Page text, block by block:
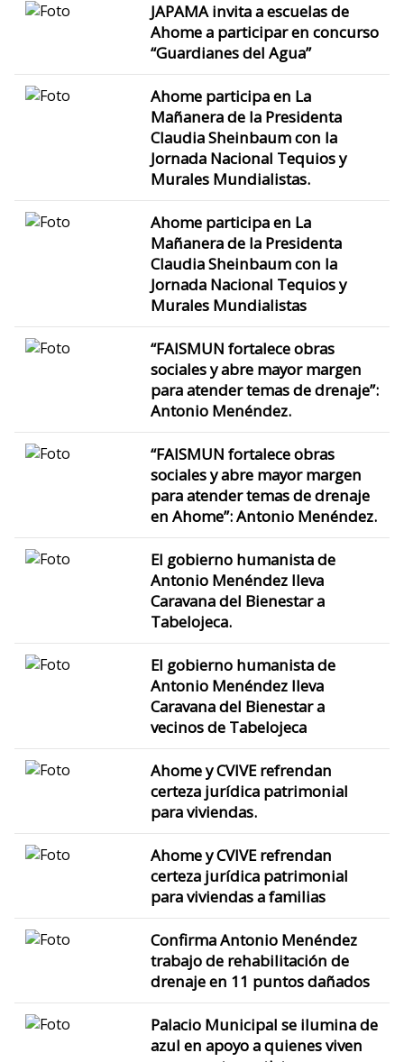
JAPAMA invita a escuelas de
Ahome a participar en concurso
“Guardianes del Agua”
Ahome participa en La
Mañanera de la Presidenta
Claudia Sheinbaum con la
Jornada Nacional Tequios y
Murales Mundialistas.
Ahome participa en La
Mañanera de la Presidenta
Claudia Sheinbaum con la
Jornada Nacional Tequios y
Murales Mundialistas
“FAISMUN fortalece obras
sociales y abre mayor margen
para atender temas de drenaje”:
Antonio Menéndez.
“FAISMUN fortalece obras
sociales y abre mayor margen
para atender temas de drenaje
en Ahome”: Antonio Menéndez.
El gobierno humanista de
Antonio Menéndez lleva
Caravana del Bienestar a
Tabelojeca.
El gobierno humanista de
Antonio Menéndez lleva
Caravana del Bienestar a
vecinos de Tabelojeca
Ahome y CVIVE refrendan
certeza jurídica patrimonial
para viviendas.
Ahome y CVIVE refrendan
certeza jurídica patrimonial
para viviendas a familias
Confirma Antonio Menéndez
trabajo de rehabilitación de
drenaje en 11 puntos dañados
Palacio Municipal se ilumina de
azul en apoyo a quienes viven